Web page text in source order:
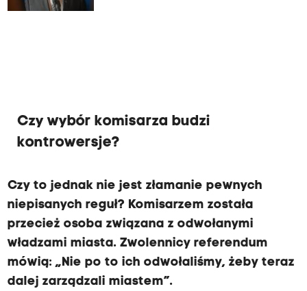
Czy wybór komisarza budzi
kontrowersje?
Czy to jednak nie jest złamanie pewnych
niepisanych reguł? Komisarzem została
przecież osoba związana z odwołanymi
władzami miasta. Zwolennicy referendum
mówią: „Nie po to ich odwołaliśmy, żeby teraz
dalej zarządzali miastem”.